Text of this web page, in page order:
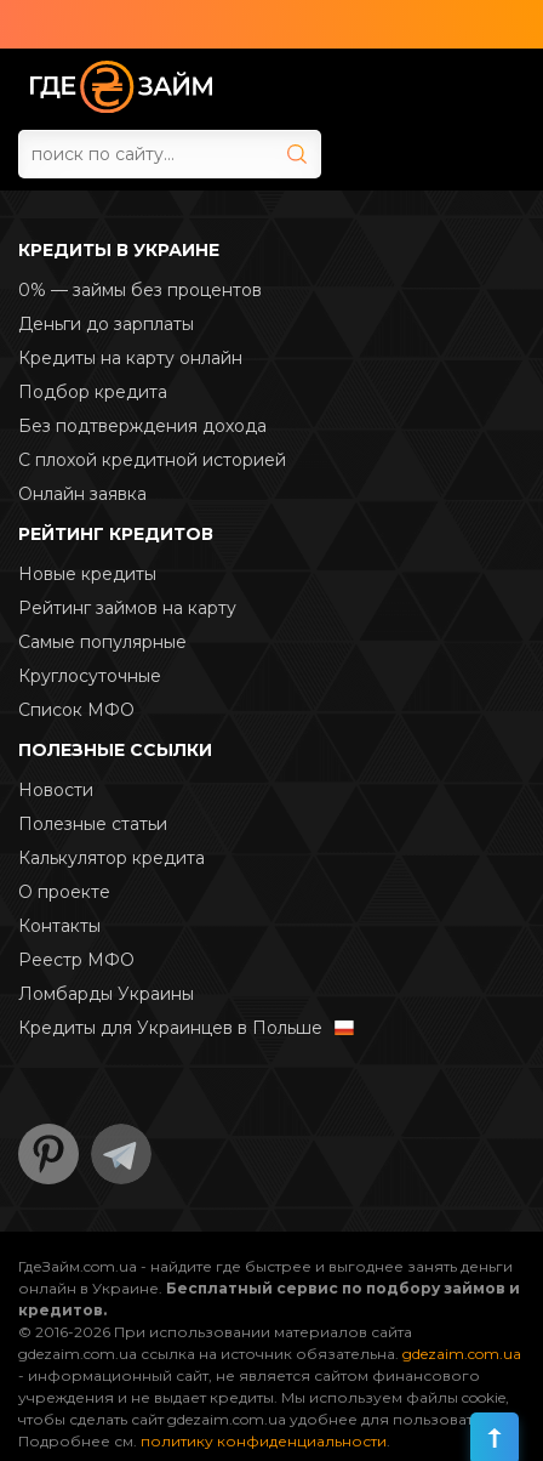
КРЕДИТЫ В УКРАИНЕ
0% — займы без процентов
Деньги до зарплаты
Кредиты на карту онлайн
Подбор кредита
Без подтверждения дохода
С плохой кредитной историей
Онлайн заявка
РЕЙТИНГ КРЕДИТОВ
Новые кредиты
Рейтинг займов на карту
Самые популярные
Круглосуточные
Список МФО
ПОЛЕЗНЫЕ ССЫЛКИ
Новости
Полезные статьи
Калькулятор кредита
О проекте
Контакты
Реестр МФО
Ломбарды Украины
Кредиты для Украинцев в Польше
ГдеЗайм.com.ua - найдите где быстрее и выгоднее занять деньги
онлайн в Украине. Бесплатный сервис по подбору займов и
кредитов.
© 2016-2026 При использовании материалов сайта
gdezaim.com.ua ссылка на источник обязательна. gdezaim.com.ua
- информационный сайт, не является сайтом финансового
учреждения и не выдает кредиты. Мы используем файлы cookie,
чтобы сделать сайт gdezaim.com.ua удобнее для пользователей.
Подробнее см. политику конфиденциальности.